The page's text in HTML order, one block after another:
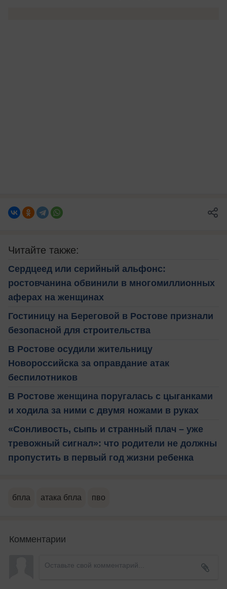
Читайте также:
Сердцеед или серийный альфонс:
ростовчанина обвинили в многомиллионных
аферах на женщинах
Гостиницу на Береговой в Ростове признали
безопасной для строительства
В Ростове осудили жительницу
Новороссийска за оправдание атак
беспилотников
В Ростове женщина поругалась с цыганками
и ходила за ними с двумя ножами в руках
«Сонливость, сыпь и странный плач – уже
тревожный сигнал»: что родители не должны
пропустить в первый год жизни ребенка
бпла атака бпла пво
Комментарии